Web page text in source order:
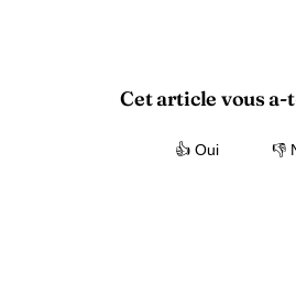
Cet article vous a-
👍 Oui 👎